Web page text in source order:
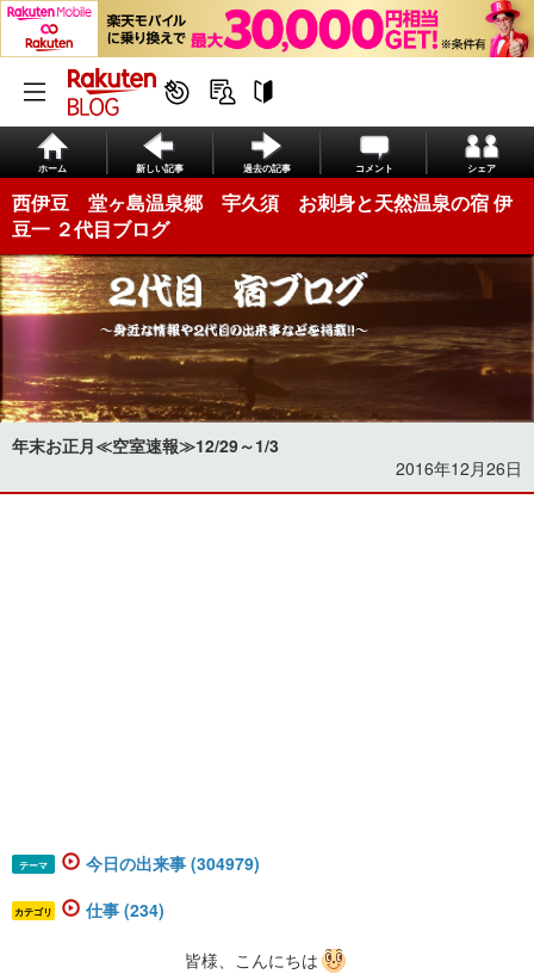
ホーム 新しい記事 過去の記事 コメント シェア
西伊豆 堂ヶ島温泉郷 宇久須 お刺身と天然温泉の宿 伊
豆一 ２代目ブログ
年末お正月≪空室速報≫12/29～1/3
2016年12月26日
テーマ 今日の出来事 (304979)
カテゴリ 仕事 (234)
皆様、こんにちは